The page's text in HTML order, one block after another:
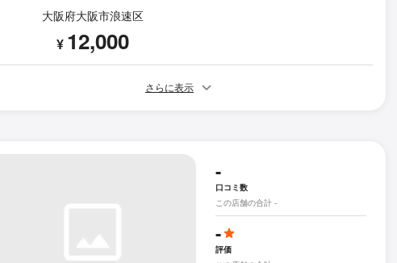
大阪府大阪市浪速区
¥ 12,000
さらに表示
-
口コミ数
この店舗の合計 -
-
評価